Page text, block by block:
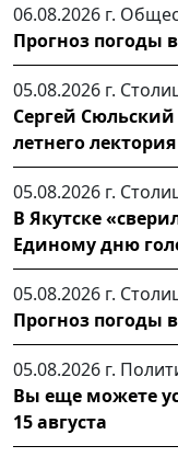
06.08.2026 г.
Прогноз погоды
05.08.2026 г.
Сергей
летнего
05.08.2026 г.
В Якутске
Единому дню
05.08.2026 г.
Прогноз погоды в
05.08.2026 г.
Вы еще можете
15 августа